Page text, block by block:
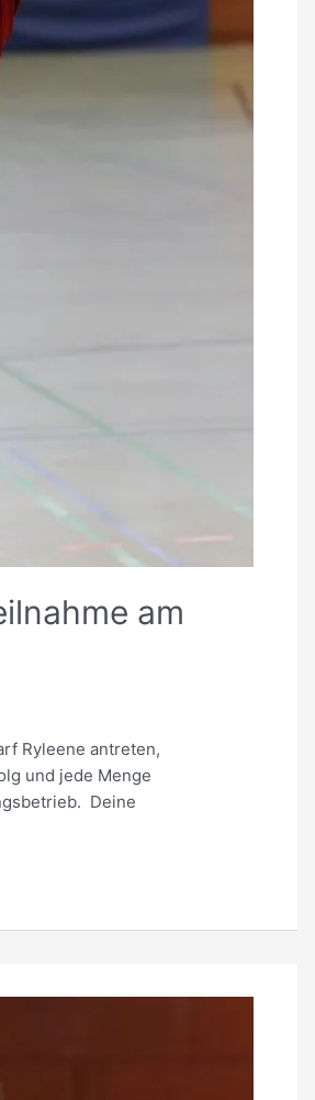
am
Ryleene antreten,
und jede Menge
Deine